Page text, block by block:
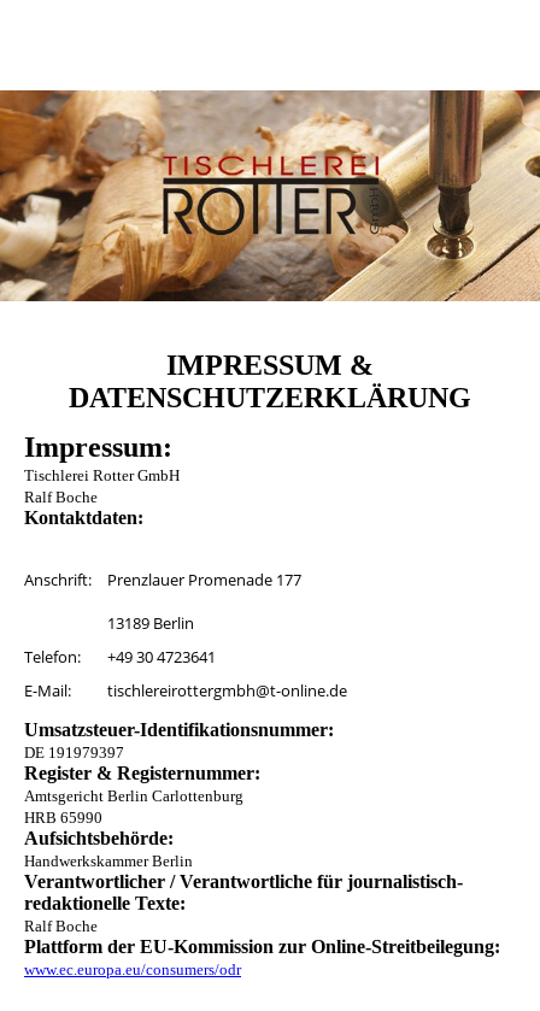
IMPRESSUM &
DATENSCHUTZERKLÄRUNG
Impressum:
Tischlerei Rotter GmbH
Ralf Boche
Kontaktdaten:
Anschrift:
Prenzlauer Promenade 177
13189 Berlin
Telefon:
+49 30 4723641
E-Mail:
tischlereirottergmbh@t-online.de
Umsatzsteuer-Identifikationsnummer:
DE 191979397
Register & Registernummer:
Amtsgericht Berlin Carlottenburg
HRB 65990
Aufsichtsbehörde:
Handwerkskammer Berlin
Verantwortlicher / Verantwortliche für journalistisch-
redaktionelle Texte:
Ralf Boche
Plattform der EU-Kommission zur Online-Streitbeilegung:
www.ec.europa.eu/consumers/odr